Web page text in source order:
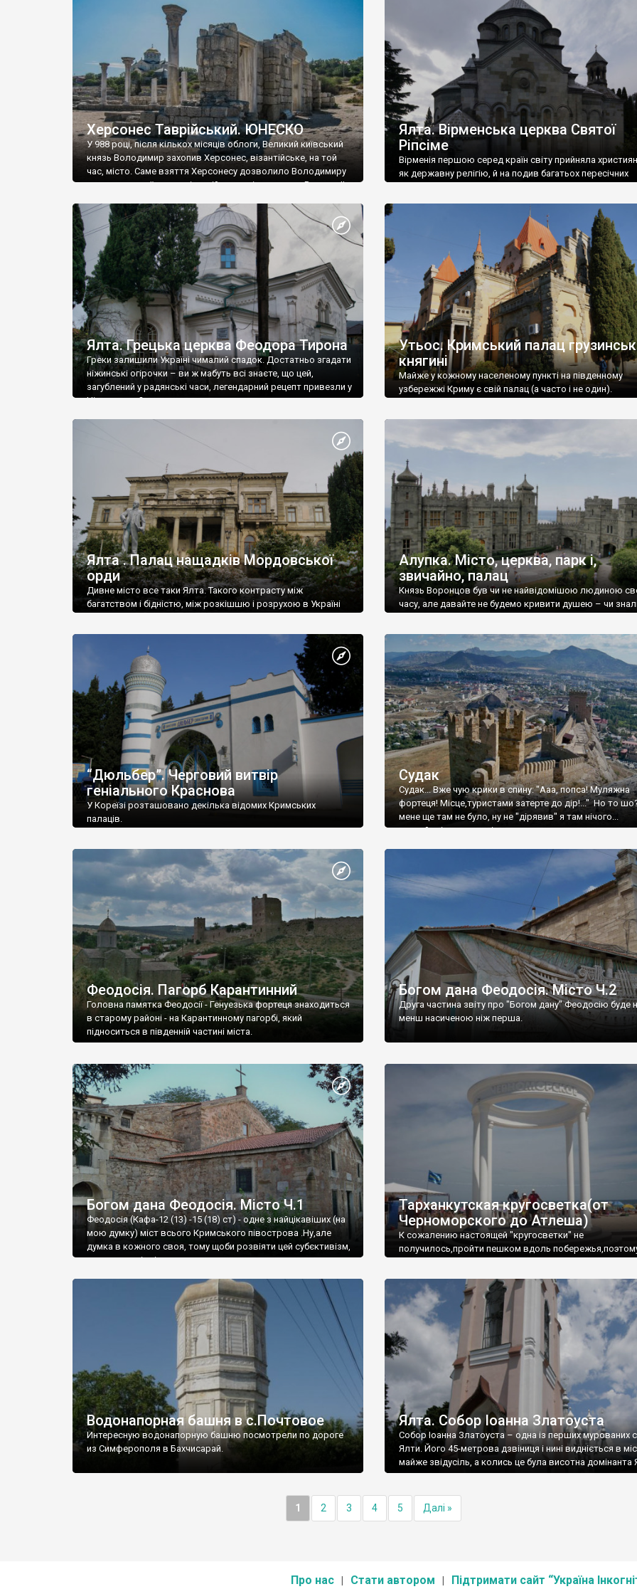
візантійської доби. Раритети викрадені з фондів об’єкту
культурної спадщини ЮНЕСКО «Херсонеса Таврійського».
Офіційно – на виставку «Золото Візантії», але експерти та
влада в Україні вважають це лише […]
називаються «повстяками» (postaki)…” “Вино. Крим
виробляє відмінне вино і його вдосталь: воно все
легке біле і дуже […]
Херсонес Таврійський. ЮНЕСКО
У 988 році, після кількох місяців облоги, Великий київський
князь Володимир захопив Херсонес, візантійське, на той
час, місто. Саме взяття Херсонесу дозволило Володимиру
диктувати свої умови візантійському імператору Василю ІІ,
Херсонесі Володимир-язичник, став Василем-
християнином. А потім було Хрещення Русі. На честь
Херсонесу Таврійського названо місто […]
Ялта. Вірменська церква Святої
Ріпсіме
Вірменія першою серед країн світу прийняла
як державну релігію, й на подив багатьох пересічних
Ялта. Грецька церква Феодора Тирона
Греки залишили Україні чималий спадок. Достатньо згадати
ніжинські огірочки – ви ж мабуть всі знаєте, що цей,
загублений у радянські часи, легендарний рецепт привезли у
Ніжин греки?
Утьос. Кримський палац
княгині
Майже у кожному населеному пункті на південному
узбережжі Криму є свій палац (а часто і не один).
Ялта . Палац нащадків Мордовської
орди
Дивне місто все таки Ялта. Такого контрасту між
багатством і бідністю, між розкішшю і розрухою в Україні
Алупка. Місто, церква, парк і,
звичайно, палац
Князь Воронцов був чи не найвідомішою людиною
часу, але давайте не будемо кривити душею – чи
“Дюльбер”. Черговий витвір
геніального Краснова
У Кореїзі розташовано декілька відомих Кримських
палаців.
Судак
Судак... Вже чую крики в спину: "Ааа, попса! Муляжна
фортеця! Місце,туристами затерте до дір!..." Но то
мене ще там не було, ну не "дірявив" я там нічого...
принаймні до цього літа.
Феодосія. Пагорб Карантинний
Головна памятка Феодосії - Генуезька фортеця знаходиться
в старому районі - на Карантинному пагорбі, який
підноситься в південній частині міста.
Богом дана Феодосія. Місто Ч.2
Друга частина звіту про "Богом дану" Феодосію буде
менш насиченою ніж перша.
Богом дана Феодосія. Місто Ч.1
Феодосія (Кафа-12 (13) -15 (18) ст) - одне з найцікавіших (на
мою думку) міст всього Кримського півострова .Ну,але
думка в кожного своя, тому щоби розвіяти цей субєктивізм,
запрошую відвідати це
Тарханкутская кругосветка(от
Черноморского до Атлеша)
К сожалению настоящей "кругосветки" не
получилось,пройти пешком вдоль
Водонапорная башня в с.Почтовое
Интересную водонапорную башню посмотрели по дороге
из Симферополя в Бахчисарай.
Ялта. Собор Іоанна Златоуста
Собор Іоанна Златоуста – одна із перших мурованих
Ялти. Його 45-метрова дзвіниця і нині видніється в
майже звідусіль, а колись це була висотна домінанта
1 2 3 4 5 Далі »
Про нас Стати автором Підтримати сайт “Україна